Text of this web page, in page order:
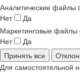
Аналитические файлы
Нет
Да
Маркетинговые файлы
Нет
Да
Принять все
Для самостоятельной